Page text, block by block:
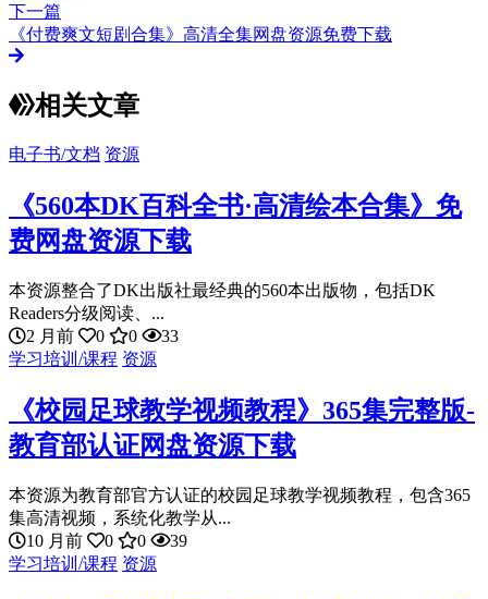
下一篇
《付费爽文短剧合集》高清全集网盘资源免费下载
相关文章
电子书/文档 资源
《560本DK百科全书·高清绘本合集》免
费网盘资源下载
本资源整合了DK出版社最经典的560本出版物，包括DK
Readers分级阅读、...
2 月前
0 0
33
学习培训/课程 资源
《校园足球教学视频教程》365集完整版-
教育部认证网盘资源下载
本资源为教育部官方认证的校园足球教学视频教程，包含365
集高清视频，系统化教学从...
10 月前
0 0
39
学习培训/课程 资源